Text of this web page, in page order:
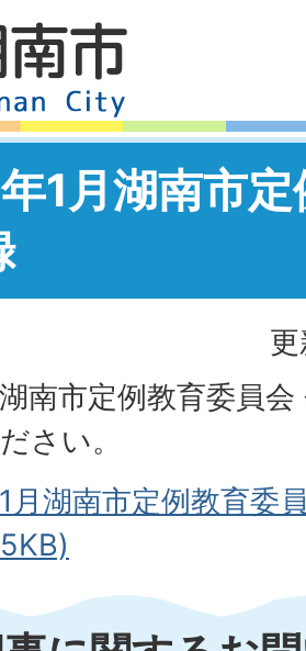
1月湖南市
南市定例教育委員
さい。
月湖南市定例教育委